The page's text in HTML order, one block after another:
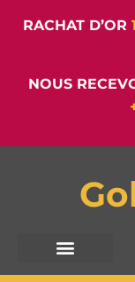
RACHAT D’OR
NOUS